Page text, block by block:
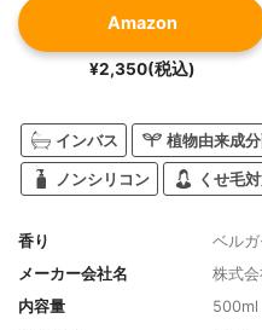
Amazon
¥2,350(税込)
インバス 植物由来成
ノンシリコン くせ毛
香り
ベル
メーカー会社名
株式
内容量
500ml